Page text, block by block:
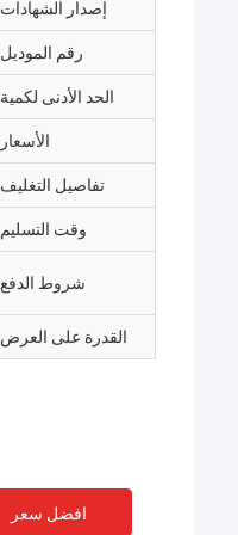
إصدار الشهادات
رقم الموديل
الحد الأدنى لكمية
الأسعار
تفاصيل التغليف
وقت التسليم
شروط الدفع
القدرة على العرض
افضل سعر